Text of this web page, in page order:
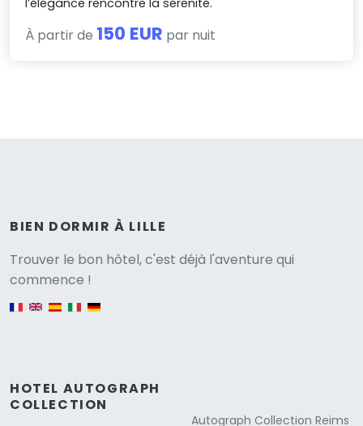
À partir de 150 EUR par nuit
BIEN DORMIR À LILLE
Trouver le bon hôtel, c'est déjà l'aventure qui
commence !
HOTEL AUTOGRAPH
COLLECTION
Autograph Collection Reims